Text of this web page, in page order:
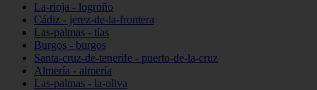
La-rioja - logroño
Cádiz - jerez-de-la-frontera
Las-palmas - tías
Burgos - burgos
Santa-cruz-de-tenerife - puerto-de-la-cruz
Almería - almería
Las-palmas - la-oliva